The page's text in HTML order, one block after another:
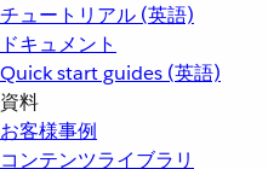
チュートリアル (英語)
ドキュメント
Quick start guides (英語)
資料
お客様事例
コンテンツライブラリ